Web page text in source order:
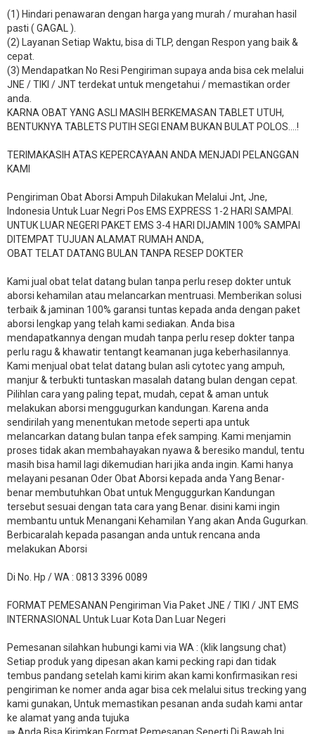
(1) Hindari penawaran dengan harga yang murah / murahan hasil
pasti ( GAGAL ).
(2) Layanan Setiap Waktu, bisa di TLP, dengan Respon yang baik &
cepat.
(3) Mendapatkan No Resi Pengiriman supaya anda bisa cek melalui
JNE / TIKI / JNT terdekat untuk mengetahui / memastikan order
anda.
KARNA OBAT YANG ASLI MASIH BERKEMASAN TABLET UTUH,
BENTUKNYA TABLETS PUTIH SEGI ENAM BUKAN BULAT POLOS….!
TERIMAKASIH ATAS KEPERCAYAAN ANDA MENJADI PELANGGAN
KAMI
Pengiriman Obat Aborsi Ampuh Dilakukan Melalui Jnt, Jne,
Indonesia Untuk Luar Negri Pos EMS EXPRESS 1-2 HARI SAMPAI.
UNTUK LUAR NEGERI PAKET EMS 3-4 HARI DIJAMIN 100% SAMPAI
DITEMPAT TUJUAN ALAMAT RUMAH ANDA,
OBAT TELAT DATANG BULAN TANPA RESEP DOKTER
Kami jual obat telat datang bulan tanpa perlu resep dokter untuk
aborsi kehamilan atau melancarkan mentruasi. Memberikan solusi
terbaik & jaminan 100% garansi tuntas kepada anda dengan paket
aborsi lengkap yang telah kami sediakan. Anda bisa
mendapatkannya dengan mudah tanpa perlu resep dokter tanpa
perlu ragu & khawatir tentangt keamanan juga keberhasilannya.
Kami menjual obat telat datang bulan asli cytotec yang ampuh,
manjur & terbukti tuntaskan masalah datang bulan dengan cepat.
Pilihlan cara yang paling tepat, mudah, cepat & aman untuk
melakukan aborsi menggugurkan kandungan. Karena anda
sendirilah yang menentukan metode seperti apa untuk
melancarkan datang bulan tanpa efek samping. Kami menjamin
proses tidak akan membahayakan nyawa & beresiko mandul, tentu
masih bisa hamil lagi dikemudian hari jika anda ingin. Kami hanya
melayani pesanan Oder Obat Aborsi kepada anda Yang Benar-
benar membutuhkan Obat untuk Menguggurkan Kandungan
tersebut sesuai dengan tata cara yang Benar. disini kami ingin
membantu untuk Menangani Kehamilan Yang akan Anda Gugurkan.
Berbicaralah kepada pasangan anda untuk rencana anda
melakukan Aborsi
Di No. Hp / WA : 0813 3396 0089
FORMAT PEMESANAN Pengiriman Via Paket JNE / TIKI / JNT EMS
INTERNASIONAL Untuk Luar Kota Dan Luar Negeri
Pemesanan silahkan hubungi kami via WA : (klik langsung chat)
Setiap produk yang dipesan akan kami pecking rapi dan tidak
tembus pandang setelah kami kirim akan kami konfirmasikan resi
pengiriman ke nomer anda agar bisa cek melalui situs trecking yang
kami gunakan, Untuk memastikan pesanan anda sudah kami antar
ke alamat yang anda tujuka
⇛ Anda Bisa Kirimkan Format Pemesanan Seperti Di Bawah Ini